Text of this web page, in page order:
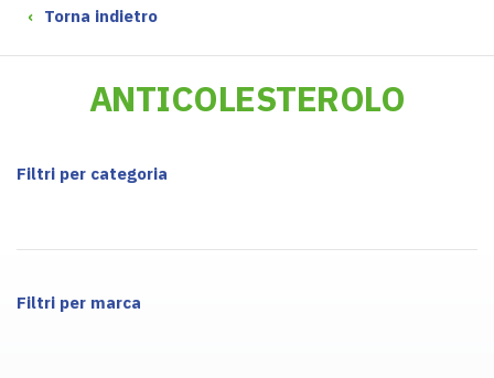
‹ Torna indietro
ANTICOLESTEROLO
Filtri per categoria
Filtri per marca